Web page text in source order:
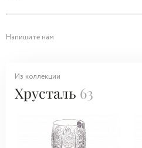
Напишите нам
Из коллекции
Хрусталь 63